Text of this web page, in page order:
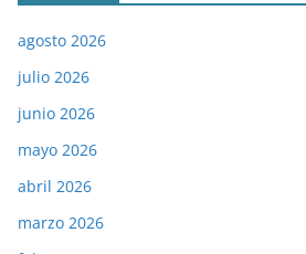
agosto 2026
julio 2026
junio 2026
mayo 2026
abril 2026
marzo 2026